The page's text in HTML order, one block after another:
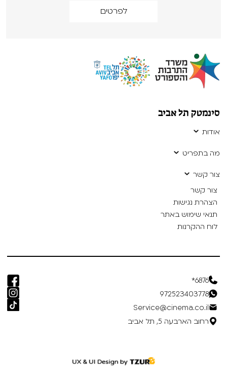
לפרטים
סינמטק תל אביב
אודות
מה בתפריט
צור קשר
צור קשר
הצהרת נגישות
תנאי שימוש באתר
לוח ההקרנות
6876*
972523403778
Service@cinema.co.il
רחוב הארבעה 5, תל אביב